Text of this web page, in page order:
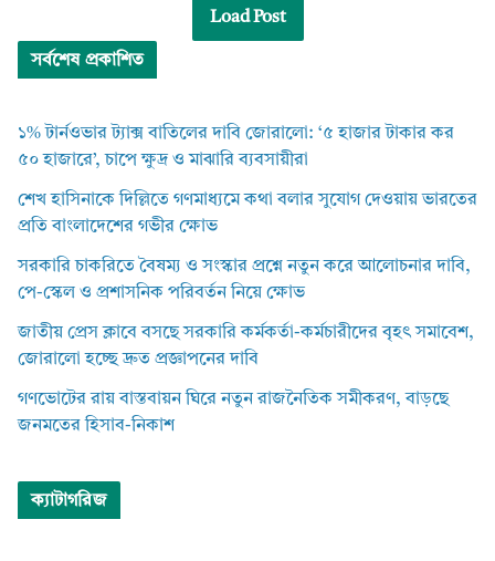
Load Post
সর্বশেষ প্রকাশিত
১% টার্নওভার ট্যাক্স বাতিলের দাবি জোরালো: ‘৫ হাজার টাকার কর
৫০ হাজারে’, চাপে ক্ষুদ্র ও মাঝারি ব্যবসায়ীরা
শেখ হাসিনাকে দিল্লিতে গণমাধ্যমে কথা বলার সুযোগ দেওয়ায় ভারতের
প্রতি বাংলাদেশের গভীর ক্ষোভ
সরকারি চাকরিতে বৈষম্য ও সংস্কার প্রশ্নে নতুন করে আলোচনার দাবি,
পে-স্কেল ও প্রশাসনিক পরিবর্তন নিয়ে ক্ষোভ
জাতীয় প্রেস ক্লাবে বসছে সরকারি কর্মকর্তা-কর্মচারীদের বৃহৎ সমাবেশ,
জোরালো হচ্ছে দ্রুত প্রজ্ঞাপনের দাবি
গণভোটের রায় বাস্তবায়ন ঘিরে নতুন রাজনৈতিক সমীকরণ, বাড়ছে
জনমতের হিসাব-নিকাশ
ক্যাটাগরিজ